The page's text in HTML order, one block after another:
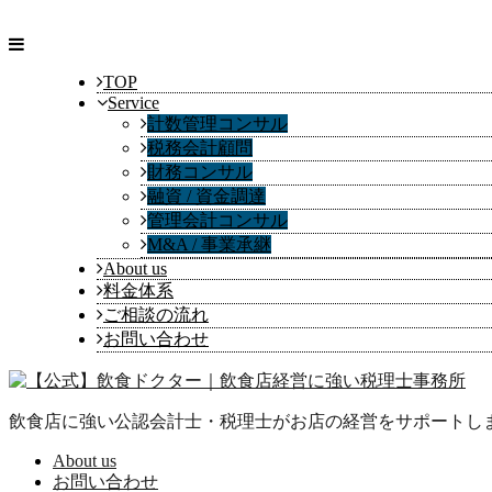
TOP
Service
計数管理コンサル
税務会計顧問
財務コンサル
融資 / 資金調達
管理会計コンサル
M&A / 事業承継
About us
料金体系
ご相談の流れ
お問い合わせ
飲食店に強い公認会計士・税理士がお店の経営をサポートし
About us
お問い合わせ